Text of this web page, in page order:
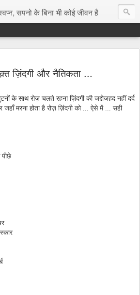
सपनो के बिना भी कोई जीवन है
ज़िंदगी और नैतिकता ...
के साथ रोज़ चलते रहना ज़िंदगी की जद्दोजहद नहीं दर्द
मरना होता है रोज़ ज़िंदगी को ... ऐसे में ... सही